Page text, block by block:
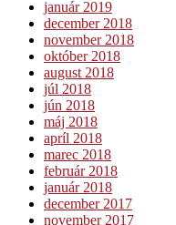
január 2019
december 2018
november 2018
október 2018
august 2018
júl 2018
jún 2018
máj 2018
apríl 2018
marec 2018
február 2018
január 2018
december 2017
november 2017